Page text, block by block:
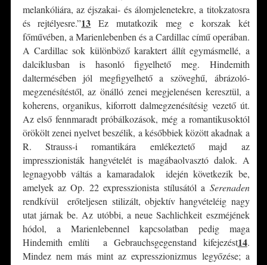
melankóliára, az éjszakai- és álomjelenetekre, a titokzatosra
és rejtélyesre.”13 Ez mutatkozik meg e korszak két
főművében, a Marienlebenben és a Cardillac című operában.
A Cardillac sok különböző karaktert állít egymásmellé, a
dalciklusban is hasonló figyelhető meg. Hindemith
daltermésében jól megfigyelhető a szöveghű, ábrázoló-
megzenésítéstől, az önálló zenei megjelenésen keresztül, a
koherens, organikus, kiforrott dalmegzenésítésig vezető út.
Az első fennmaradt próbálkozások, még a romantikusoktól
örökölt zenei nyelvet beszélik, a későbbiek között akadnak a
R. Strauss-i romantikára emlékeztető majd az
impresszionisták hangvételét is magábaolvasztó dalok. A
legnagyobb váltás a kamaradalok idején következik be,
amelyek az Op. 22 expresszionista stílusától a Serenaden
rendkívül erőteljesen stilizált, objektív hangvételéig nagy
utat járnak be. Az utóbbi, a neue Sachlichkeit eszméjének
hódol, a Marienlebennel kapcsolatban pedig maga
Hindemith említi a Gebrauchsgegenstand kifejezést14.
Mindez nem más mint az expresszionizmus legyőzése; a